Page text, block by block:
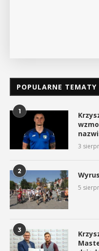
POPULARNE TEMATY
1
3
2
5
3